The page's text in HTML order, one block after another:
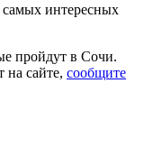
интересных
пройдут в Сочи.
на сайте, сообщите